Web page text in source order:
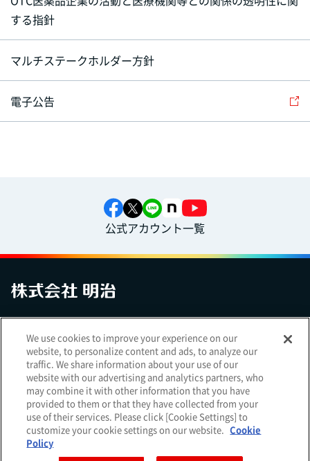
する指針
マルチステークホルダー方針
電子公告
公式アカウント一覧
アクセシビリティへの対応方針ご利用規約明治グループのDX
Cookie Settings
明治ホールディングス株式会社 （ EN ｜簡体 ）
Meiji Seika ファルマ株式会社
We use cookies to improve your experience on our
website, to personalize content and ads, to analyze our
traffic. We share information about your use of our
website with our advertising and analytics partners, who
may combine it with other information that you have
provided to them or that they have collected from your
use of their services. Please click [Cookie Settings] to
customize your cookie settings on our website. Cookie
Policy